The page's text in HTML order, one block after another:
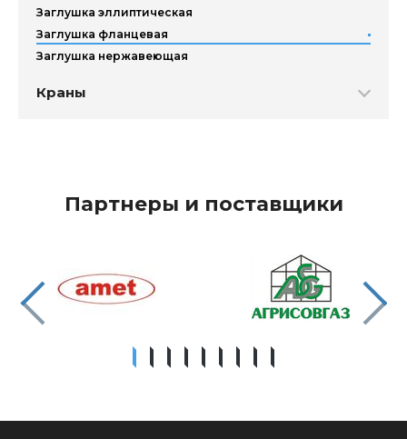
Заглушка эллиптическая
Заглушка фланцевая
Заглушка нержавеющая
Краны
Партнеры и поставщики